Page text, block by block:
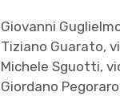
Giovanni
Tiziano Guarato,
Michele Sguotti,
Giordano